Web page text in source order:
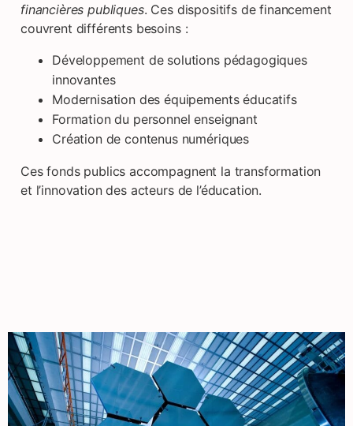
financières publiques. Ces dispositifs de financement
couvrent différents besoins :
Développement de solutions pédagogiques
innovantes
Modernisation des équipements éducatifs
Formation du personnel enseignant
Création de contenus numériques
Ces fonds publics accompagnent la transformation
et l’innovation des acteurs de l’éducation.